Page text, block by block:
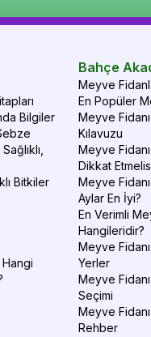
Bilgiler
Bitkiler
Bahçe
Meyve
En Popüler
Meyve
Kılavuzu
Meyve
Dikkat
Meyve
Aylar En İyi?
En Verimli
Hangileridir?
Meyve
Yerler
Meyve
Seçimi
Meyve Fidanı
Rehber